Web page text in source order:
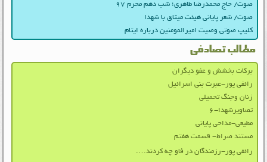
صوت/ حاج محمدرضا طاهری؛ شب دهم محرم ۹۷
صوت/ شعر پایانی هیئت میثاق با شهدا
کلیپ صوتی وصیت امیرالمومنین درباره ایتام
مطالب تصادفی
برکات بخشش و عفو دیگران
رائفی پور-عبرت بنی اسرائیل
زنان وجنگ تحمیلی
تصاویرشهدا-۶
مطیعی-مداحی پایانی
مستند صراط- قسمت هفتم
رائفی پور-رزمندگان در فاو چه کردند….